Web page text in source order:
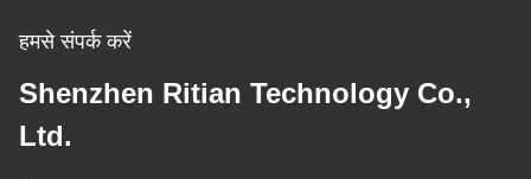
हमसे संपर्क करें
Shenzhen Ritian Technology Co.,
Ltd.